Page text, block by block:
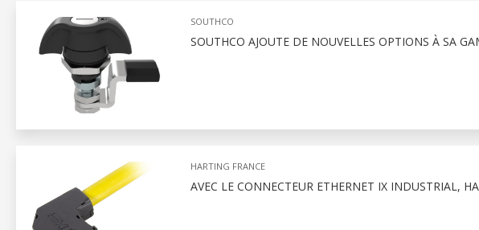
SOUTHCO
SOUTHCO AJOUTE DE NOUVELLES OPTIONS À SA
HARTING FRANCE
AVEC LE CONNECTEUR ETHERNET IX INDUSTRIAL,